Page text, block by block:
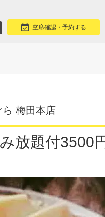
空席確認・予約する
梅田本店
放題付3500